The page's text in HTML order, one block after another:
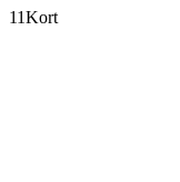
11Kort